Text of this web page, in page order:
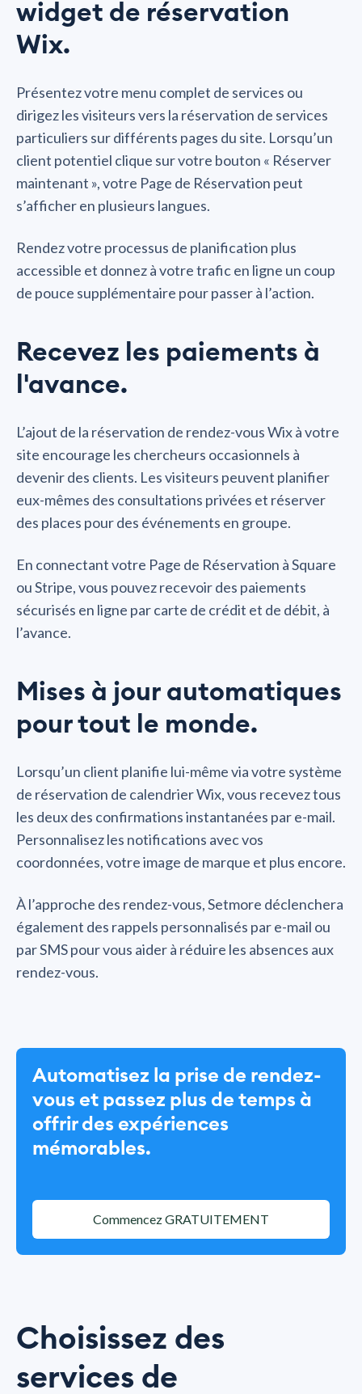
widget de réservation
Wix.
Présentez votre menu complet de services ou
dirigez les visiteurs vers la réservation de services
particuliers sur différents pages du site. Lorsqu’un
client potentiel clique sur votre bouton « Réserver
maintenant », votre Page de Réservation peut
s’afficher en plusieurs langues.
Rendez votre processus de planification plus
accessible et donnez à votre trafic en ligne un coup
de pouce supplémentaire pour passer à l’action.
Recevez les paiements à
l'avance.
L’ajout de la réservation de rendez-vous Wix à votre
site encourage les chercheurs occasionnels à
devenir des clients. Les visiteurs peuvent planifier
eux-mêmes des consultations privées et réserver
des places pour des événements en groupe.
En connectant votre Page de Réservation à Square
ou Stripe, vous pouvez recevoir des paiements
sécurisés en ligne par carte de crédit et de débit, à
l’avance.
Mises à jour automatiques
pour tout le monde.
Lorsqu’un client planifie lui-même via votre système
de réservation de calendrier Wix, vous recevez tous
les deux des confirmations instantanées par e-mail.
Personnalisez les notifications avec vos
coordonnées, votre image de marque et plus encore.
À l’approche des rendez-vous, Setmore déclenchera
également des rappels personnalisés par e-mail ou
par SMS pour vous aider à réduire les absences aux
rendez-vous.
Automatisez la prise de rendez-
vous et passez plus de temps à
offrir des expériences
mémorables.
Commencez GRATUITEMENT
Choisissez des
services de